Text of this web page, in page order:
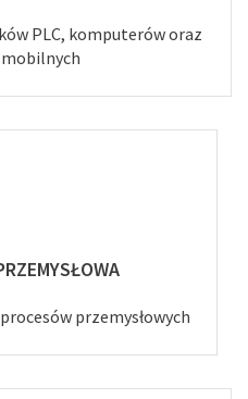
PLC, komputerów oraz
przemysłowych